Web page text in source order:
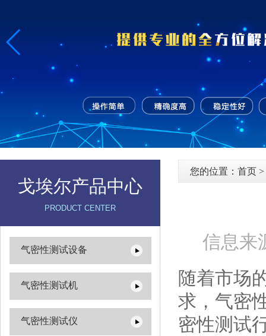
戈埃尔产品中心
PRODUCT CENTER
气密性测试设备
气密性测试机
气密性测试仪
您的位置： 首页 >
信息来
随着市场
求，气密
密性测试